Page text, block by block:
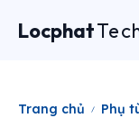
Locphat
Trang chủ Phụ